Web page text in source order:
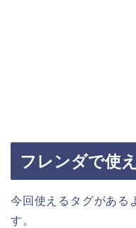
フレンダで使
今回使えるタグがある
す。